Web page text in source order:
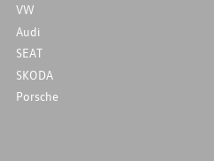
VW
Audi
SEAT
SKODA
Porsche